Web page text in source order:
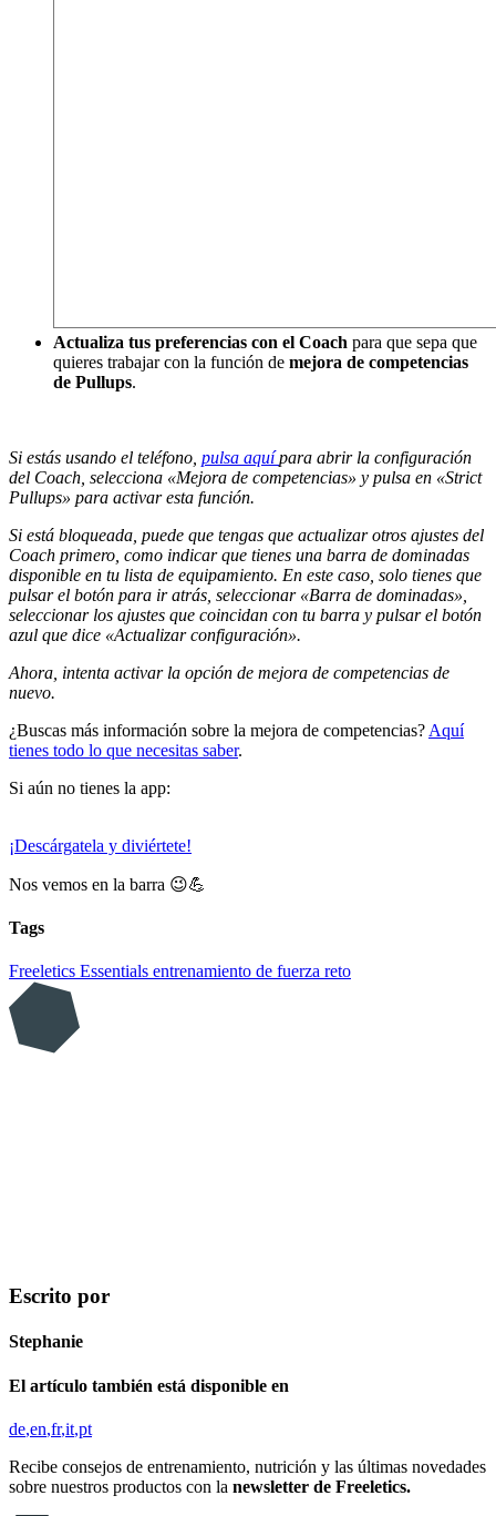
Actualiza tus preferencias con el Coach para que sepa que
quieres trabajar con la función de mejora de competencias
de Pullups.
Si estás usando el teléfono, pulsa aquí para abrir la configuración
del Coach, selecciona «Mejora de competencias» y pulsa en «Strict
Pullups» para activar esta función.
Si está bloqueada, puede que tengas que actualizar otros ajustes del
Coach primero, como indicar que tienes una barra de dominadas
disponible en tu lista de equipamiento. En este caso, solo tienes que
pulsar el botón para ir atrás, seleccionar «Barra de dominadas»,
seleccionar los ajustes que coincidan con tu barra y pulsar el botón
azul que dice «Actualizar configuración».
Ahora, intenta activar la opción de mejora de competencias de
nuevo.
¿Buscas más información sobre la mejora de competencias? Aquí
tienes todo lo que necesitas saber.
Si aún no tienes la app:
¡Descárgatela y diviértete!
Nos vemos en la barra 😉💪
Tags
Freeletics Essentials entrenamiento de fuerza reto
Escrito por
Stephanie
El artículo también está disponible en
de en fr it pt
Recibe consejos de entrenamiento, nutrición y las últimas novedades
sobre nuestros productos con la newsletter de Freeletics.